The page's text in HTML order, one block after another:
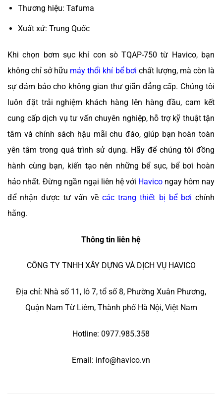
Thương hiệu: Tafuma
Xuất xứ: Trung Quốc
Khi chọn bơm sục khí con sò TQAP-750 từ Havico, bạn
không chỉ sở hữu máy thổi khí bể bơi chất lượng, mà còn là
sự đảm bảo cho không gian thư giãn đẳng cấp. Chúng tôi
luôn đặt trải nghiệm khách hàng lên hàng đầu, cam kết
cung cấp dịch vụ tư vấn chuyên nghiệp, hỗ trợ kỹ thuật tận
tâm và chính sách hậu mãi chu đáo, giúp bạn hoàn toàn
yên tâm trong quá trình sử dụng. Hãy để chúng tôi đồng
hành cùng bạn, kiến tạo nên những bể sục, bể bơi hoàn
hảo nhất. Đừng ngần ngại liên hệ với Havico ngay hôm nay
để nhận được tư vấn về các trang thiết bị bể bơi chính
hãng.
Thông tin liên hệ
CÔNG TY TNHH XÂY DỰNG VÀ DỊCH VỤ HAVICO
Địa chỉ: Nhà số 11, lô 7, tổ số 8, Phường Xuân Phương,
Quận Nam Từ Liêm, Thành phố Hà Nội, Việt Nam
Hotline: 0977.985.358
Email: info@havico.vn